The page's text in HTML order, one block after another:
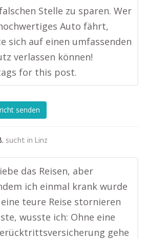
Stelle zu sparen. Wer
Auto fährt,
sich auf einen umfassenden
verlassen können!
for this post.
senden
sucht in Linz
das Reisen, aber
ich einmal krank wurde
teure Reise stornieren
wusste ich: Ohne eine
gehe